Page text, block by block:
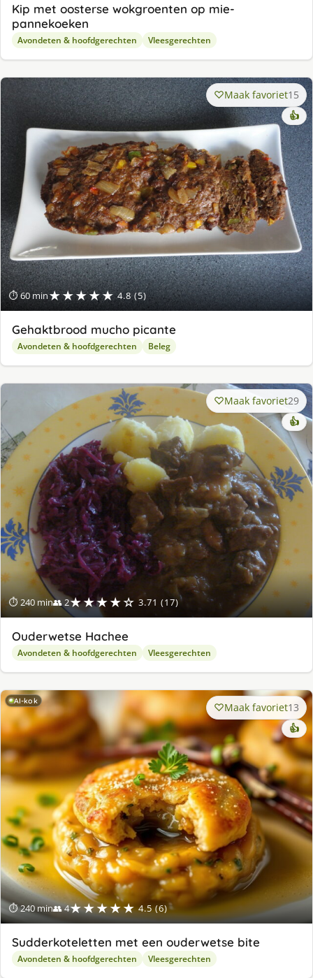
Kip met oosterse wokgroenten op mie-
pannekoeken
Avondeten & hoofdgerechten Vleesgerechten
⏱ 60 min★★★★★ 4.8 (5)
Maak favoriet15
👍
Gehaktbrood mucho picante
Avondeten & hoofdgerechten Beleg
⏱ 240 min👥 2★★★★☆ 3.71 (17)
Maak favoriet29
👍
Ouderwetse Hachee
Avondeten & hoofdgerechten Vleesgerechten
AI-kok
⏱ 240 min👥 4★★★★★ 4.5 (6)
Maak favoriet13
👍
Sudderkoteletten met een ouderwetse bite
Avondeten & hoofdgerechten Vleesgerechten